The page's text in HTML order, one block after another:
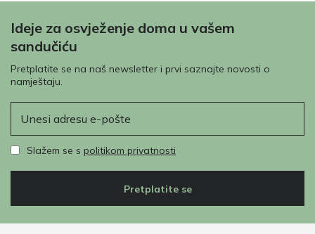
Ideje za osvježenje doma u vašem
sandučiću
Pretplatite se na naš newsletter i prvi saznajte novosti o
namještaju.
Slažem se s politikom privatnosti
Pretplatite se